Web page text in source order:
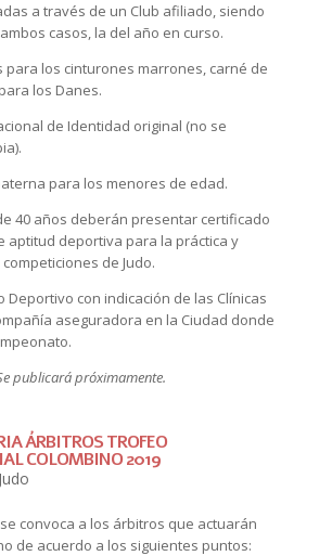
a través de un Club afiliado, siendo
casos, la del año en curso.
para los cinturones marrones, carné de
los Danes.
de Identidad original (no se
para los menores de edad.
40 años deberán presentar certificado
aptitud deportiva para la práctica y
de Judo.
Deportivo con indicación de las Clínicas
aseguradora en la Ciudad donde
publicará próximamente.
ÁRBITROS TROFEO
COLOMBINO 2019
Judo
convoca a los árbitros que actuarán
de acuerdo a los siguientes puntos: